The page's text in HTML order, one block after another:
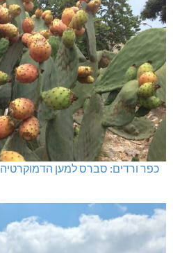
כפר ורדים: סברס למען הדמוקרטיה